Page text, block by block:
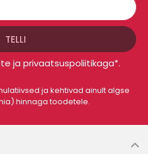
ja privaatsuspoliitikaga*.
ja kehtivad ainult algse
hinnaga toodetele.